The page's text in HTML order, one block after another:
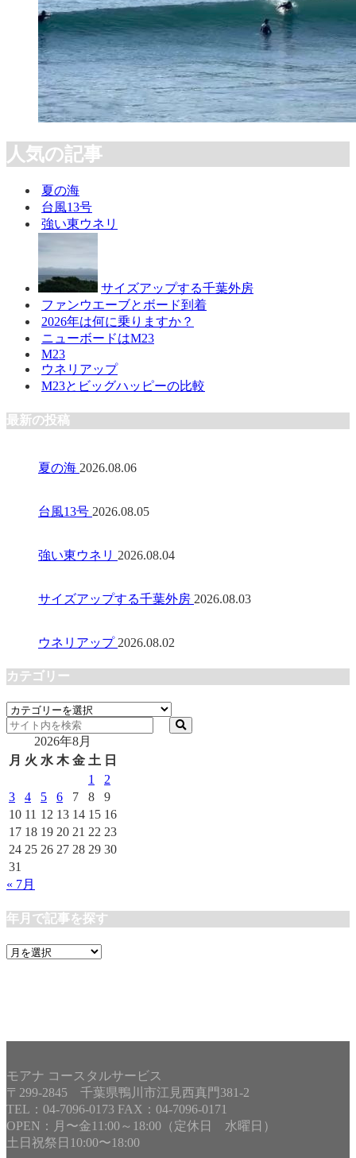
人気の記事
夏の海
台風13号
強い東ウネリ
サイズアップする千葉外房
ファンウエーブとボード到着
2026年は何に乗りますか？
ニューボードはM23
M23
ウネリアップ
M23とビッグハッピーの比較
最新の投稿
夏の海 2026.08.06
台風13号 2026.08.05
強い東ウネリ 2026.08.04
サイズアップする千葉外房 2026.08.03
ウネリアップ 2026.08.02
カテゴリー
カ
テ
リ
2026年8月
月 火 水 木 金 土 日
1
2
3
4 5 6 7 8
9
10 11 12 13 14 15 16
17 18 19 20 21 22 23
24 25 26 27 28 29 30
31
« 7月
年月で記事を探す
年
モアナ コースタルサービス
〒299-2845 千葉県鴨川市江見西真門381-2
TEL：04-7096-0173 FAX：04-7096-0171
OPEN：月〜金11:00～18:00（定休日 水曜日）
土日祝祭日10:00〜18:00